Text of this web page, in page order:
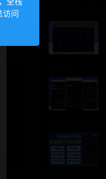
全栈
问